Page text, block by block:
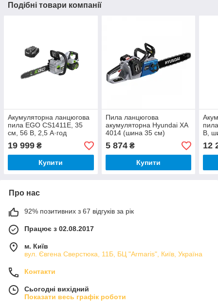
Подібні товари компанії
Акумуляторна ланцюгова
пила EGO CS1411E, 35
см, 56 В, 2,5 А·год
19 999 ₴
Купити
Пила ланцюгова
акумуляторна Hyundai XA
4014 (шина 35 см)
5 874₴
Купити
В,
3/
12
Про нас
92% позитивних з 67 відгуків за рік
Працює з 02.08.2017
м. Київ
вул. Євгена Сверстюка, 11Б, БЦ "Armaris", Київ, Україна
Контакти
Сьогодні вихідний
Показати весь графік роботи